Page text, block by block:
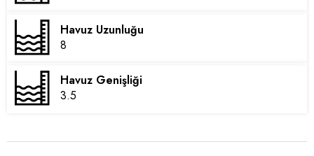
Havuz Uzunluğu
8
Havuz Genişliği
3.5